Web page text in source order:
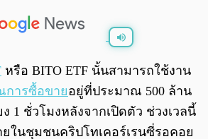
/0:00
หรือ BITO ETF นั้นสามารถใช้งาน
การซื้อขายอยู่ที่ประมาณ 500 ล้าน
1 ชั่วโมงหลังจากเปิดตัว ช่วงเวลนี้
ในชุมชนคริปโทเคอร์เรนซี่รอคอย